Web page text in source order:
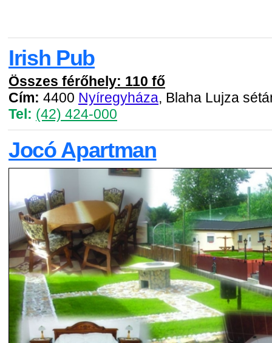
Irish Pub
Összes férőhely: 110 fő
Cím: 4400 Nyíregyháza, Blaha Lujza
Tel: (42) 424-000
Jocó Apartman